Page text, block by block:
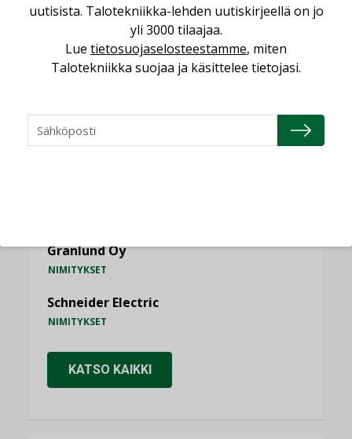
KATSO KAIKKI
Consti
Granlund Oy
NIMITYKSET
Schneider Electric
NIMITYKSET
KATSO KAIKKI
uutisista. Talotekniikka-lehden uutiskirjeellä on jo
yli 3000 tilaajaa.
Lue tietosuojaselosteestamme, miten
Talotekniikka suojaa ja käsittelee tietojasi.